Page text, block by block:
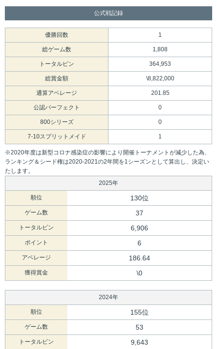
公式戦記録
優勝回数 1
総ゲーム数 1,808
トータルピン 364,953
総賞金額 \8,822,000
通算アベレージ 201.85
公認パーフェクト 0
800シリーズ 0
7-10スプリットメイド 1
※2020年度は新型コロナ感染症の影響により開催トーナメントが減少した為、
ランキング＆シード権は2020-2021の2年間を1シーズンとして算出し、決定い
たします。
2025年
順位 130位
ゲーム数 37
トータルピン 6,906
ポイント 6
アベレージ 186.64
獲得賞金 \0
2024年
順位 155位
ゲーム数 53
トータルピン 9,643